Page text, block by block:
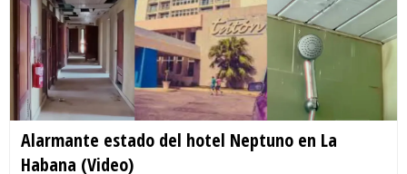
Alarmante estado del hotel Neptuno en La
Habana (Video)